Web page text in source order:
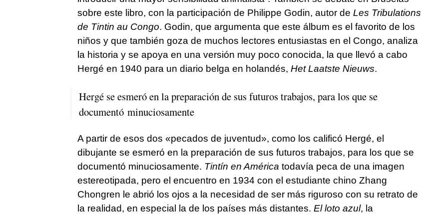
sobre este libro, con la participación de Philippe Godin, autor de Les Tribulations
de Tintin au Congo. Godin, que argumenta que este álbum es el favorito de los
niños y que también goza de muchos lectores entusiastas en el Congo, analiza
la historia y se apoya en una versión muy poco conocida, la que llevó a cabo
Hergé en 1940 para un diario belga en holandés, Het Laatste Nieuws.
Hergé se esmeró en la preparación de sus futuros trabajos, para los que se
documentó minuciosamente
A partir de esos dos «pecados de juventud», como los calificó Hergé, el
dibujante se esmeró en la preparación de sus futuros trabajos, para los que se
documentó minuciosamente. Tintín en América todavía peca de una imagen
estereotipada, pero el encuentro en 1934 con el estudiante chino Zhang
Chongren le abrió los ojos a la necesidad de ser más riguroso con su retrato de
la realidad, en especial la de los países más distantes. El loto azul, la